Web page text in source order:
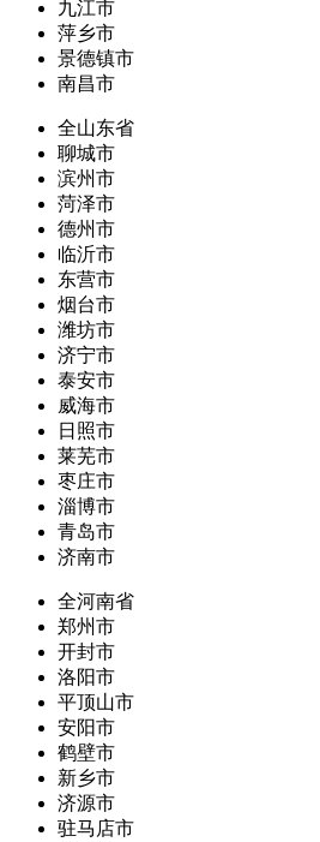
九江市
萍乡市
景德镇市
南昌市
全山东省
聊城市
滨州市
菏泽市
德州市
临沂市
东营市
烟台市
潍坊市
济宁市
泰安市
威海市
日照市
莱芜市
枣庄市
淄博市
青岛市
济南市
全河南省
郑州市
开封市
洛阳市
平顶山市
安阳市
鹤壁市
新乡市
济源市
驻马店市